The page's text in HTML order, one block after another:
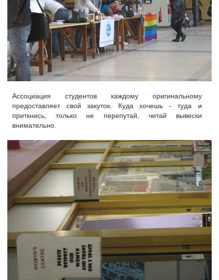
Ассоциация студентов каждому оригинальному
предоставляет свой закуток. Куда хочешь - туда и
приткнись, только не перепутай, читай вывески
внимательно.